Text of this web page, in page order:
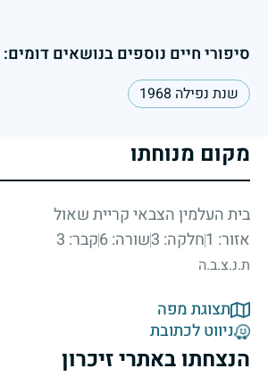
סיפורי חיים נוספים בנושאים דומים:
שנת נפילה 1968
מקום מנוחתו
בית העלמין הצבאי קריית שאול
אזור: 1
חלקה: 3 שורה: 6 קבר: 3
ת.נ.צ.ב.ה
תצוגת מפה
ניווט לכתובת
הנצחתו באתרי זיכרון